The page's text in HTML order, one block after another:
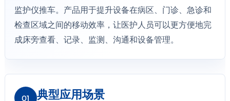
详情+
监护仪推车。产品用于提升设备在病区、门诊、急诊和
检查区域之间的移动效率，让医护人员可以更方便地完
成床旁查看、记录、监测、沟通和设备管理。
01 典型应用场景